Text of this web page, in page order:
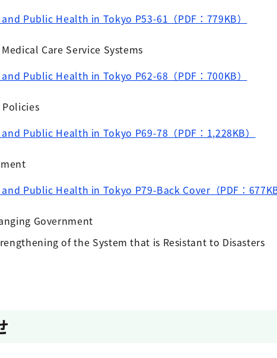
Public Health in Tokyo P53-61（PDF：779KB）
Care Service Systems
Public Health in Tokyo P62-68（PDF：700KB）
Public Health in Tokyo P69-78（PDF：1,228KB）
Public Health in Tokyo P79-Back Cover（PDF：
Government
of the System that is Resistant to Disasters